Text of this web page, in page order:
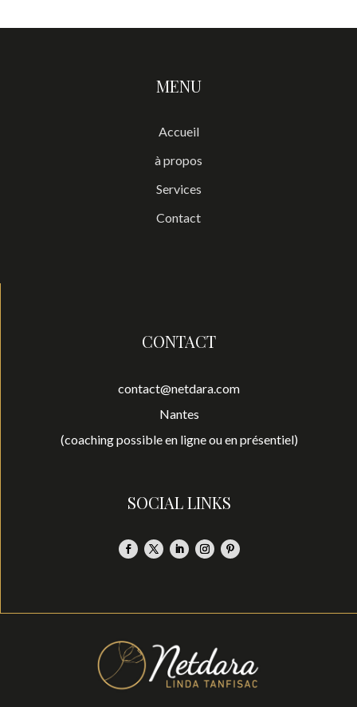
MENU
Accueil
à propos
Services
Contact
CONTACT
contact@netdara.com
Nantes
(coaching possible en ligne ou en présentiel)
SOCIAL LINKS